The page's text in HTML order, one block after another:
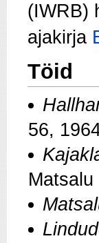
(IWRB)
ajakirja
Töid
56,